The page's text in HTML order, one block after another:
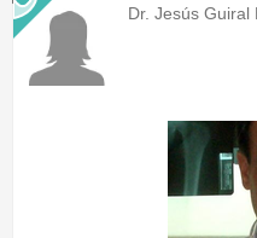
Dr. Jesús Guiral